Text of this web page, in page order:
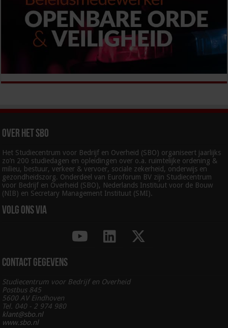
Over het SBO
Het Studiecentrum voor Bedrijf en Overheid (SBO) organiseert jaarlijks
zo’n 200 studiedagen en opleidingen over o.a. ruimtelijke ordening &
milieu, bestuur, verkeer & vervoer, sociale zekerheid, onderwijs en
gezondheidszorg. Onderdeel van Euroforum BV zijn Studiecentrum
voor Bedrijf en Overheid (SBO), Nederlands Instituut voor de Bouw
(NIB) en Secretary Management Instituut (SMI).
Volg ons via
Contact gegevens
Studiecentrum voor Bedrijf en Overheid
Postbus 845
5600 AV Eindhoven
Tel. 040 - 2 974 980
klant@sbo.nl
www.sbo.nl